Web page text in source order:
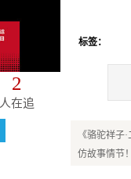
2
人在追
标签：
《骆驼祥
仿故事情节